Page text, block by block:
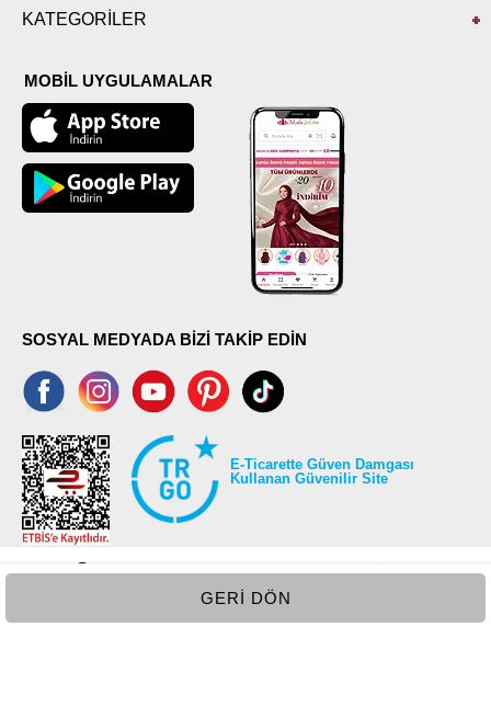
GERI DÖN
KATEGORİLER
MOBİL UYGULAMALAR
SOSYAL MEDYADA BİZİ TAKİP EDİN
E-Ticarette Güven Damgası
Kullanan Güvenilir Site